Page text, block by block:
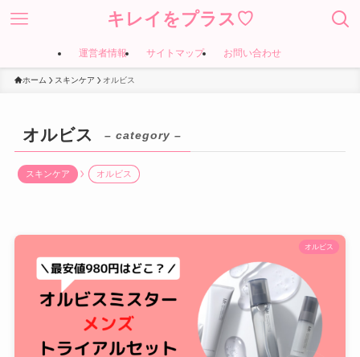
キレイをプラス♡
運営者情報 サイトマップ お問い合わせ
ホーム スキンケア オルビス
オルビス – category –
スキンケア オルビス
オルビス